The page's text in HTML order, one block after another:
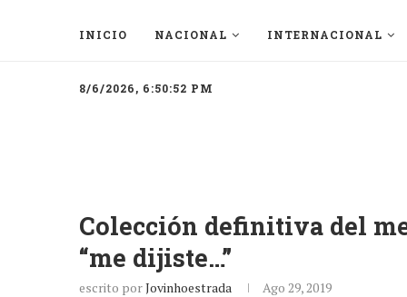
INICIO NACIONAL INTERNACIONAL
8/6/2026, 6:50:52 PM
Colección definitiva del
“me dijiste…”
escrito porJovinhoestrada Ago 29, 2019